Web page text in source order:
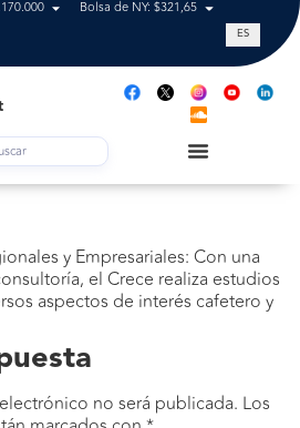
Bolsa de NY: $321,65 Tasa de
ES
y Empresariales: Con una
el Crece realiza estudios
aspectos de interés cafetero y
no será publicada. Los